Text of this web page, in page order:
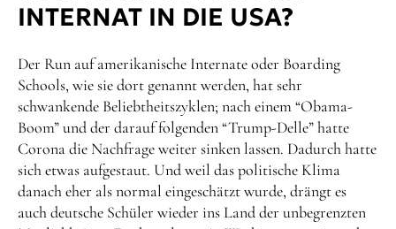
INTERNAT IN DIE USA?
Der Run auf amerikanische Internate oder Boarding
Schools, wie sie dort genannt werden, hat sehr
schwankende Beliebtheitszyklen; nach einem “Obama-
Boom” und der darauf folgenden “Trump-Delle” hatte
Corona die Nachfrage weiter sinken lassen. Dadurch hatte
sich etwas aufgestaut. Und weil das politische Klima
danach eher als normal eingeschätzt wurde, drängt es
auch deutsche Schüler wieder ins Land der unbegrenzten